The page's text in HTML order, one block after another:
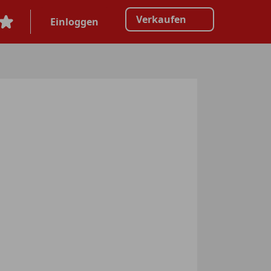
Einloggen Verkaufen